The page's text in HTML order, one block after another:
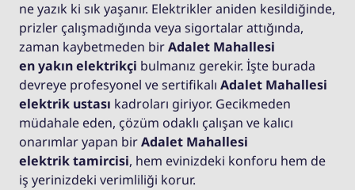
ne yazık ki sık yaşanır. Elektrikler aniden kesildiğinde,
prizler çalışmadığında veya sigortalar attığında,
zaman kaybetmeden birAdalet Mahallesi
en yakın elektrikçi bulmanız gerekir. İşte burada
devreye profesyonel ve sertifikalı Adalet Mahallesi
elektrik ustası kadroları giriyor. Gecikmeden
müdahale eden, çözüm odaklı çalışan ve kalıcı
onarımlar yapan birAdalet Mahallesi
elektrik tamircisi, hem evinizdeki konforu hem de
iş yerinizdeki verimliliği korur.